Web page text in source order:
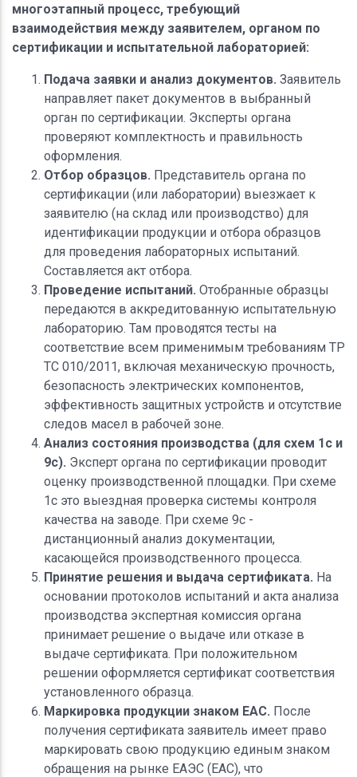
многоэтапный процесс, требующий
взаимодействия между заявителем, органом по
сертификации и испытательной лабораторией:
Подача заявки и анализ документов. Заявитель
направляет пакет документов в выбранный
орган по сертификации. Эксперты органа
проверяют комплектность и правильность
оформления.
Отбор образцов. Представитель органа по
сертификации (или лаборатории) выезжает к
заявителю (на склад или производство) для
идентификации продукции и отбора образцов
для проведения лабораторных испытаний.
Составляется акт отбора.
Проведение испытаний. Отобранные образцы
передаются в аккредитованную испытательную
лабораторию. Там проводятся тесты на
соответствие всем применимым требованиям ТР
ТС 010/2011, включая механическую прочность,
безопасность электрических компонентов,
эффективность защитных устройств и отсутствие
следов масел в рабочей зоне.
Анализ состояния производства (для схем 1с и
9с). Эксперт органа по сертификации проводит
оценку производственной площадки. При схеме
1с это выездная проверка системы контроля
качества на заводе. При схеме 9с -
дистанционный анализ документации,
касающейся производственного процесса.
Принятие решения и выдача сертификата. На
основании протоколов испытаний и акта анализа
производства экспертная комиссия органа
принимает решение о выдаче или отказе в
выдаче сертификата. При положительном
решении оформляется сертификат соответствия
установленного образца.
Маркировка продукции знаком EAC. После
получения сертификата заявитель имеет право
маркировать свою продукцию единым знаком
обращения на рынке ЕАЭС (EAC), что